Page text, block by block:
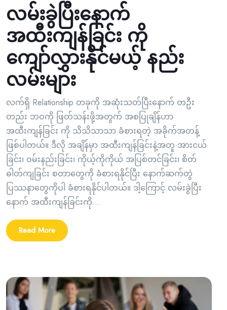
လမ်းခွဲပြီးနောက်
အထီးကျန်ခြင်း ကို
ကျော်လွှားနိုင်မယ့် နည်း
လမ်းများ
လက်ရှိ Relationship တခုကို အဆုံးသတ်ပြီးနောက် တဦး
တည်း ဘဝကို ဖြတ်သန်းဖို့အတွက် အစပြုချိန်ဟာ
အထီးကျန်ခြင်း ကို သိသိသာသာ ခံစားရတဲ့ အခိုက်အတန့်
ဖြစ်ပါတယ်။ ဒီလို အချိန်မှာ အထီးကျန်ခြင်းနဲ့အတူ အားငယ်
ခြင်း၊ ဝမ်းနည်းခြင်း၊ ကိုယ့်ကိုကိုယ် အပြစ်တင်ခြင်း၊ စိတ်
ဓါတ်ကျခြင်း စတာတွေကို ခံစားရနိုင်ပြီး နောက်ဆက်တွဲ
ပြဿနာတွေကိုပါ ခံစားရနိုင်ပါတယ်။ ဒါ့ကြောင့် လမ်းခွဲပြီး
နောက် အထီးကျန်ခြင်းကို...
Read More